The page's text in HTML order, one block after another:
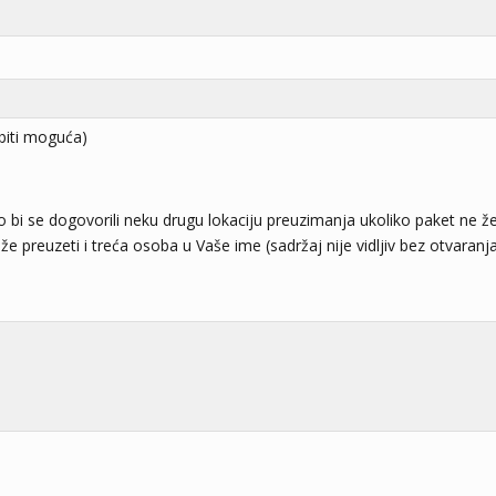
moguća)
bi se dogovorili neku drugu lokaciju preuzimanja ukoliko paket ne
preuzeti i treća osoba u Vaše ime (sadržaj nije vidljiv bez